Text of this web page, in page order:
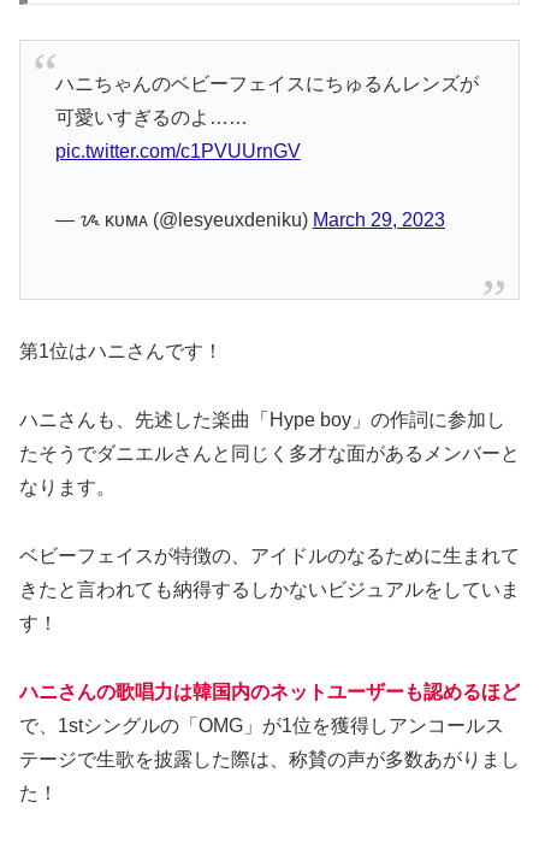
ハニちゃんのベビーフェイスにちゅるんレンズが
可愛いすぎるのよ……
pic.twitter.com/c1PVUUrnGV
— ᝰ ᴋᴜᴍᴀ (@lesyeuxdeniku) March 29, 2023
第1位はハニさんです！
ハニさんも、先述した楽曲「Hype boy」の作詞に参加し
たそうでダニエルさんと同じく多才な面があるメンバーと
なります。
ベビーフェイスが特徴の、アイドルのなるために生まれて
きたと言われても納得するしかないビジュアルをしていま
す！
ハニさんの歌唱力は韓国内のネットユーザーも認めるほど
で、1stシングルの「OMG」が1位を獲得しアンコールス
テージで生歌を披露した際は、称賛の声が多数あがりまし
た！